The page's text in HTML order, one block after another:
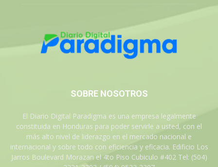
SOBRE NOSOTROS
El Diario Digital Paradigma es una empresa legalmente
constituida en Honduras para poder servirle a usted, con el
más alto nivel de liderazgo en el mercado nacional e
internacional y sobre todo con eficiencia y eficacia. Edificio Los
Jarros Boulevard Morazan el 4to Piso Cubiculo #402 Tel: (504)